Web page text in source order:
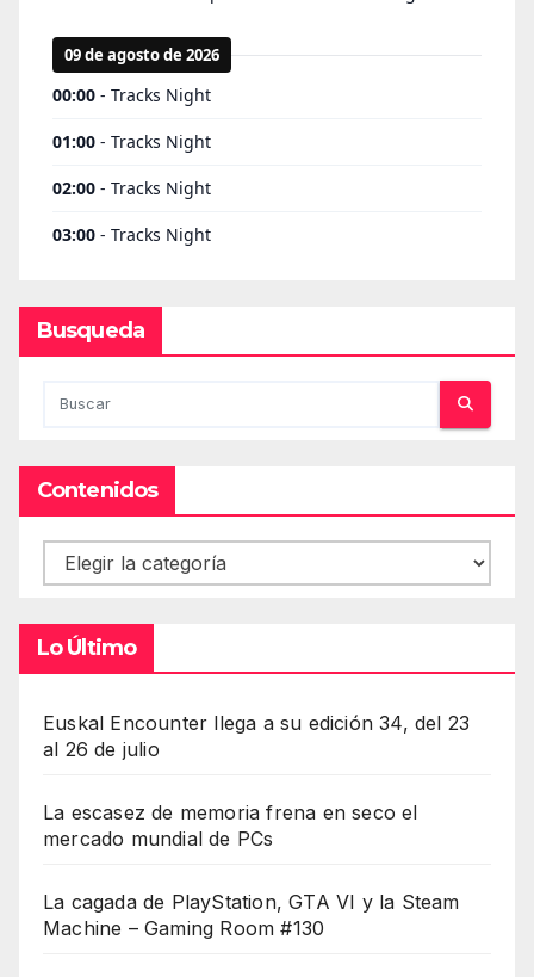
Busqueda
Contenidos
Contenidos
Lo Último
Euskal Encounter llega a su edición 34, del 23
al 26 de julio
La escasez de memoria frena en seco el
mercado mundial de PCs
La cagada de PlayStation, GTA VI y la Steam
Machine – Gaming Room #130